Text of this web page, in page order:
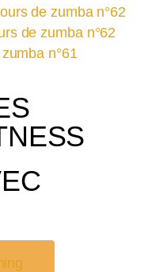
de zumba n°62
de zumba n°62
n°61